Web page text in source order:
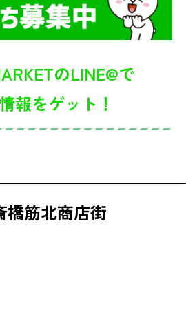
のLINE@で
報をゲット！
橋筋北商店街